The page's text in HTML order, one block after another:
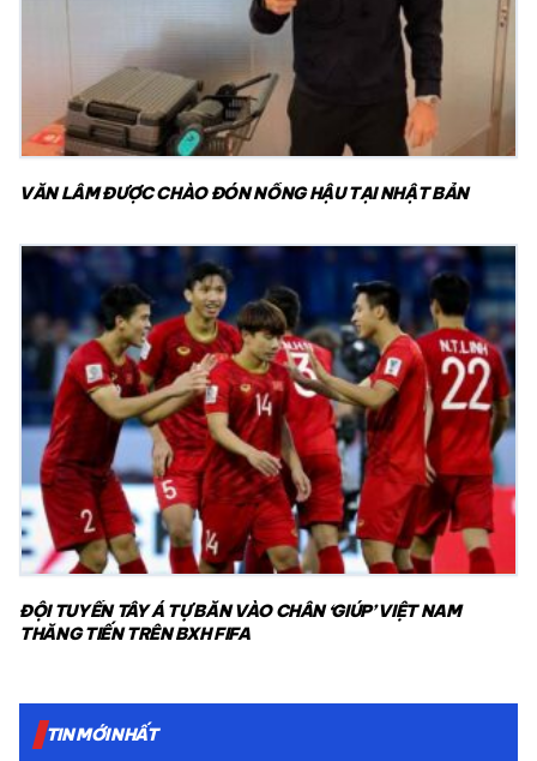
VĂN LÂM ĐƯỢC CHÀO ĐÓN NỒNG HẬU TẠI NHẬT BẢN
ĐỘI TUYỂN TÂY Á TỰ BẮN VÀO CHÂN ‘GIÚP’ VIỆT NAM
THĂNG TIẾN TRÊN BXH FIFA
TIN MỚI NHẤT